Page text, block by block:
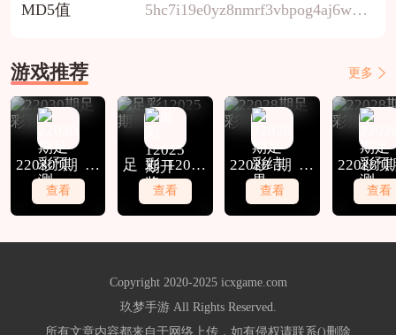
MD5值 5hc7i19e0yz8nmrf3vbpog4aj6wdsqxk
游戏推荐 更多
22030期足
彩预测
查看
足彩12025
期开奖
查看
22028期足
彩结果
查看
22028
彩预测
查看
Copyright 2020-2025 icxgame.com
玖梦手游 All Rights Reserved.
所有文章内容都来自于网络上传，如有侵权请联系()删除